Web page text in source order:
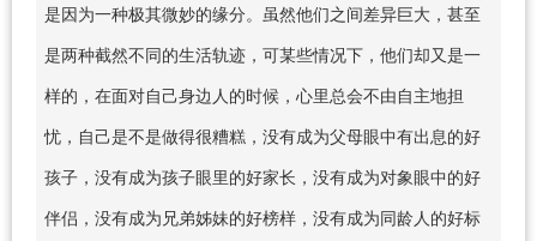
是因为一种极其微妙的缘分。虽然他们之间差异巨大，甚至
是两种截然不同的生活轨迹，可某些情况下，他们却又是一
样的，在面对自己身边人的时候，心里总会不由自主地担
忧，自己是不是做得很糟糕，没有成为父母眼中有出息的好
孩子，没有成为孩子眼里的好家长，没有成为对象眼中的好
伴侣，没有成为兄弟姊妹的好榜样，没有成为同龄人的好标